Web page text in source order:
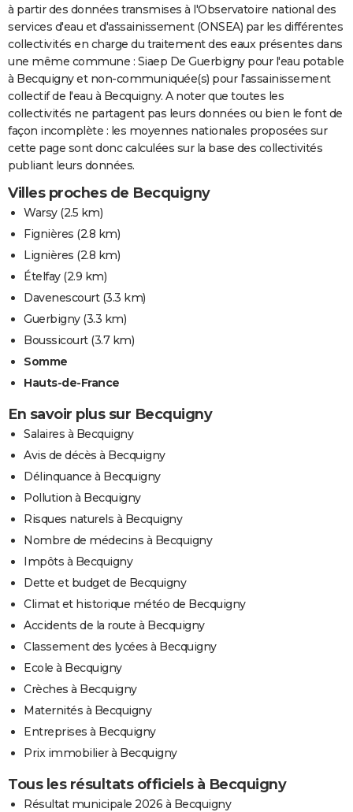
à partir des données transmises à l'Observatoire national des
services d'eau et d'assainissement (ONSEA) par les différentes
collectivités en charge du traitement des eaux présentes dans
une même commune : Siaep De Guerbigny pour l'eau potable
à Becquigny et non-communiquée(s) pour l'assainissement
collectif de l'eau à Becquigny. A noter que toutes les
collectivités ne partagent pas leurs données ou bien le font de
façon incomplète : les moyennes nationales proposées sur
cette page sont donc calculées sur la base des collectivités
publiant leurs données.
Villes proches de Becquigny
Warsy(2.5 km)
Fignières (2.8 km)
Lignières (2.8 km)
Ételfay(2.9 km)
Davenescourt(3.3 km)
Guerbigny(3.3 km)
Boussicourt(3.7 km)
Somme
Hauts-de-France
En savoir plus sur Becquigny
Salaires à Becquigny
Avis de décès à Becquigny
Délinquance à Becquigny
Pollution à Becquigny
Risques naturels à Becquigny
Nombre de médecins à Becquigny
Impôts à Becquigny
Dette et budget de Becquigny
Climat et historique météo de Becquigny
Accidents de la route à Becquigny
Classement des lycées à Becquigny
Ecole à Becquigny
Crèches à Becquigny
Maternités à Becquigny
Entreprises à Becquigny
Prix immobilier à Becquigny
Tous les résultats officiels à Becquigny
Résultat municipale 2026 à Becquigny